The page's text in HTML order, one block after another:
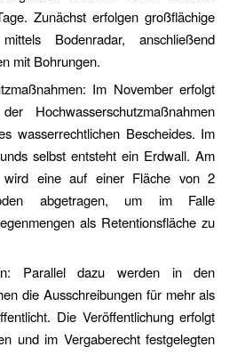
Zunächst erfolgen großflächige
Bodenradar, anschließend
mit Bohrungen.
Im November erfolgt
Hochwasserschutzmaßnahmen
wasserrechtlichen Bescheides. Im
selbst entsteht ein Erdwall. Am
wird eine auf einer Fläche von 2
abgetragen, um im Falle
als Retentionsfläche zu
Parallel dazu werden in den
die Ausschreibungen für mehr als
Die Veröffentlichung erfolgt
und im Vergaberecht festgelegten